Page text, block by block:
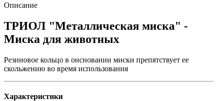
Описание
ТРИОЛ "Металлическая миска" -
Миска для животных
Резиновое кольцо в онсновании миски препятствует ее
скольжению во время использования
Характеристики